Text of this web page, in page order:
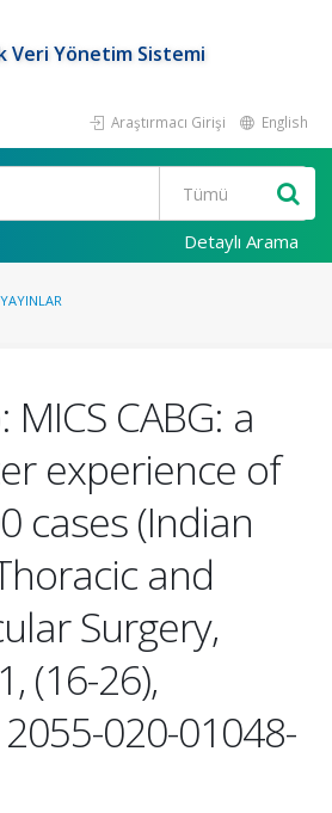
Veri Yönetim Sistemi
Araştırmacı Girişi English
Detaylı Arama
CABG: a
experience of
cases (Indian
and
Surgery,
(16-26),
020-01048-